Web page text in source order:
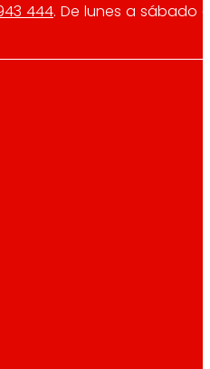
444. De lunes a sábado